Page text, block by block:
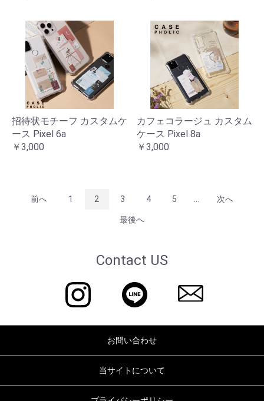
招待状モチーフ カスタムケ
ース Pixel 6a
￥3,000
カフェコラージュ カスタム
ケース Pixel 8a
￥3,000
前へ 1 2 3 4 5 次へ
最後へ
Contact US
お問い合わせ
当サイトについて